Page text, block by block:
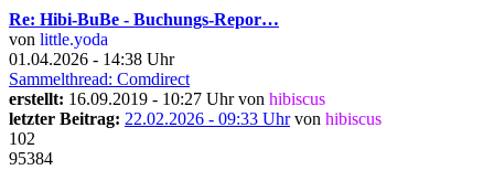
Re: Hibi-BuBe - Buchungs-Repor…
von little.yoda
01.04.2026 - 14:38 Uhr
Sammelthread: Comdirect
erstellt: 16.09.2019 - 10:27 Uhr von hibiscus
letzter Beitrag: 22.02.2026 - 09:33 Uhrvon hibiscus
102
95384